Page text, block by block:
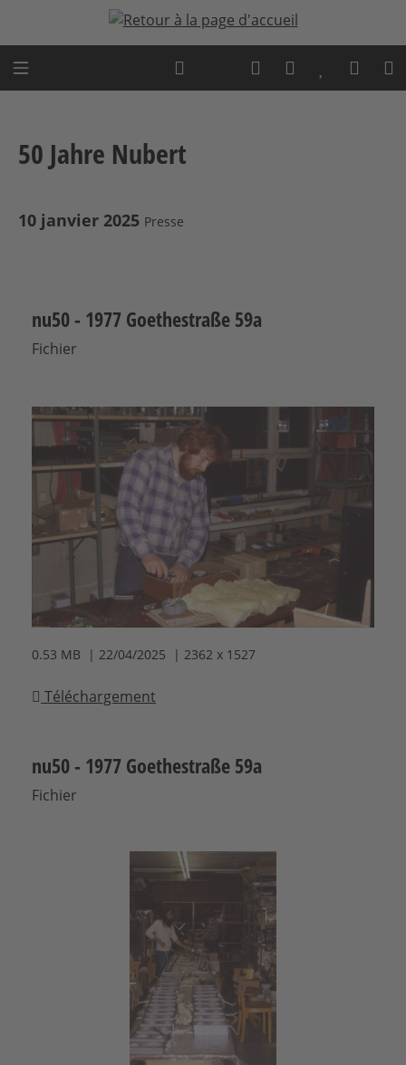
Passer au contenu principal
Expert advice
50 Jahre Nubert
10 janvier 2025 Presse
nu50 - 1977 Goethestraße 59a
Fichier
0.53 MB | 22/04/2025 | 2362 x 1527
Téléchargement
nu50 - 1977 Goethestraße 59a
Fichier